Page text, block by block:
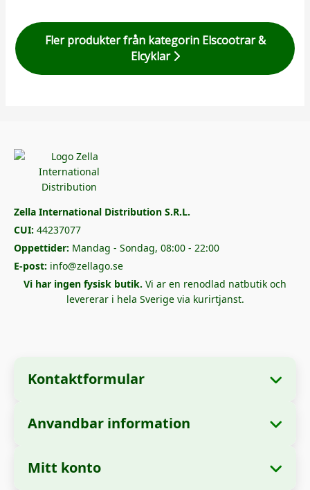
Fler produkter från kategorin Elscootrar &
Elcyklar
Zella International Distribution S.R.L.
CUI: 44237077
Oppettider: Mandag - Sondag, 08:00 - 22:00
E-post: info@zellago.se
Vi har ingen fysisk butik. Vi ar en renodlad natbutik och
levererar i hela Sverige via kurirtjanst.
Kontaktformular
Företagsnamn:
SRL
Anvandbar information
Mitt konto